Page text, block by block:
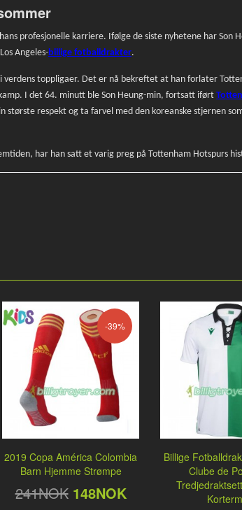
profesjonelle karriere. Ifølge de siste nyhetene har Son
Angeles-billige fotballdrakter.
verdens toppligaer. Det er nå bekreftet at han forlater
I det 64. minutt ble Son Heung-min, fortsatt iført
respekt og ta farvel med den koreanske stjernen
har han satt et varig preg på Tottenham Hotspurs
-39%
2019 Copa América Colombia
Barn Hjemme Strømpe
241NOK 148NOK
Billige
Clube de